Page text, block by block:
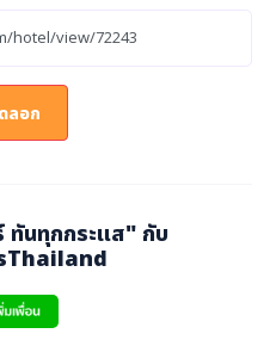
ต์เท่านั้น จากโรงแรมชั้นนำก
รงแรมเคปนิทรา หัวหิน ยังไ
เวลเลอร์ส ชอยซ์” (Travell
งแรมเคปพันวา ภูเก็ต, โรง
โรงแรมแคนทารี เบย์ ภูเก็
ยอง และ โรงแรมแคนทารี
งวัล
ลอก
ทันทุกกระแส" กับ